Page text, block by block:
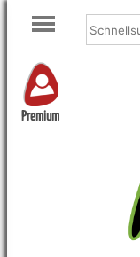
Premium